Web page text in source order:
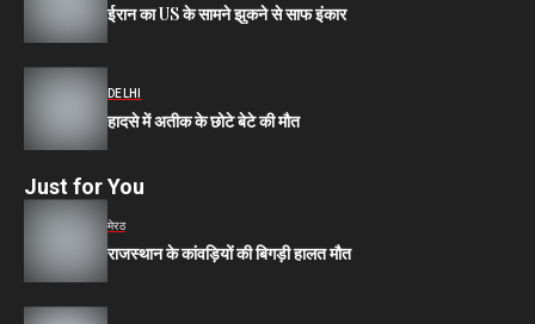
ईरान का US के सामने झुकने से साफ इंकार
DELHI
हादसे में अतीक के छोटे बेटे की मौत
Just for You
मेरठ
राजस्थान के कांवड़ियों की बिगड़ी हालत मौत